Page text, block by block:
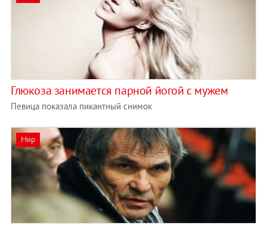
Глюкоза занимается парной йогой с мужем
Певица показала пикантный снимок
Мир